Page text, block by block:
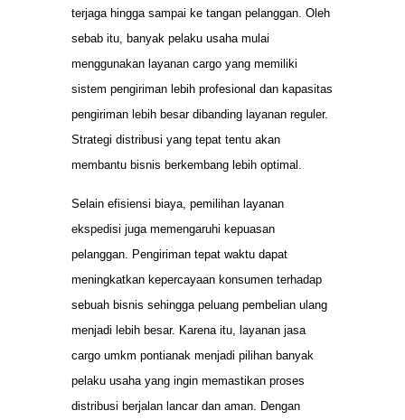
terjaga hingga sampai ke tangan pelanggan. Oleh
sebab itu, banyak pelaku usaha mulai
menggunakan layanan cargo yang memiliki
sistem pengiriman lebih profesional dan kapasitas
pengiriman lebih besar dibanding layanan reguler.
Strategi distribusi yang tepat tentu akan
membantu bisnis berkembang lebih optimal.
Selain efisiensi biaya, pemilihan layanan
ekspedisi juga memengaruhi kepuasan
pelanggan. Pengiriman tepat waktu dapat
meningkatkan kepercayaan konsumen terhadap
sebuah bisnis sehingga peluang pembelian ulang
menjadi lebih besar. Karena itu, layanan jasa
cargo umkm pontianak menjadi pilihan banyak
pelaku usaha yang ingin memastikan proses
distribusi berjalan lancar dan aman. Dengan